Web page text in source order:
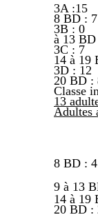
8 BD : 7
à 13
14 à 19
20 BD :
Classe
13
Adultes
8 BD : 4
9 à 13
14 à 19
20 BD :